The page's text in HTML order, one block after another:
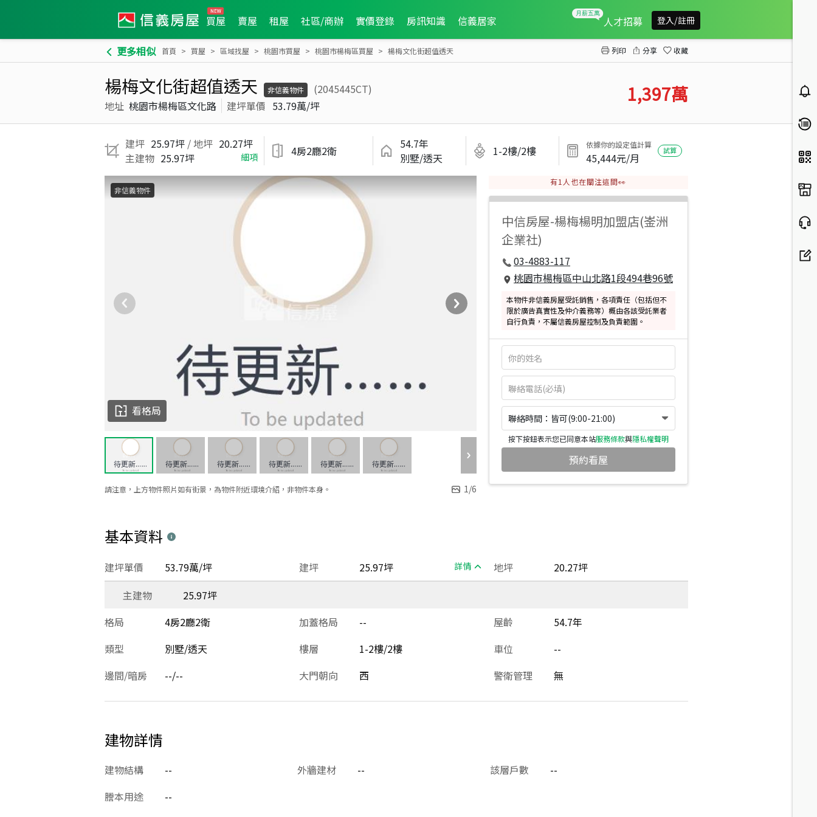
買屋 賣屋 租屋 社區/商辦 實價登錄 房訊知識 信義居家 人才招募 登入/註冊
更多相似 首頁 買屋 區域找屋 桃園市買屋 桃園市楊梅區買屋 楊梅文化街超值透天 列印 分享 收藏
楊梅文化街超值透天 非信義物件
(2045445CT)
地址 桃園市楊梅區文化路 建坪單價 53.79萬/坪 1,397萬
建坪 25.97坪 / 地坪 20.27坪
主建物 25.97坪 細項 4房2廳2衛
54.7年
別墅/透天
1-2樓/2樓 依據你的設定值計算
45,444元/月
試算
請注意，上方物件照片如有街景，為物件附近環境介紹，非物件本身。 1/6
看格局
非信義物件
有1 人也在關注這間👀
中信房屋-楊梅楊明加盟店(崟洲
企業社)
03-4883-117
桃園市楊梅區中山北路1段494巷96號
本物件非信義房屋受託銷售，各項責任（包括但不
限於廣告真實性及仲介義務等）概由各該受託業者
自行負責，不屬信義房屋控制及負責範圍。
聯絡時間：皆可(9:00-21:00)
按下按鈕表示您已同意本站服務條款與隱私權聲明
預約看屋
基本資料
建坪 25.97坪 詳情
建坪單價 53.79萬/坪 地坪
20.27坪
主建物
25.97坪
格局
4房2廳2衛 加蓋格局 -- 屋齡
54.7年
類型
別墅/透天 樓層 1-2樓/2樓 車位
--
邊間/暗房
--/-- 大門朝向 西 警衛管理 無
建物詳情
建物結構 -- 外牆建材 -- 該層戶數
--
謄本用途
--